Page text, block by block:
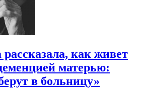
как живет
матерью:
в больницу»